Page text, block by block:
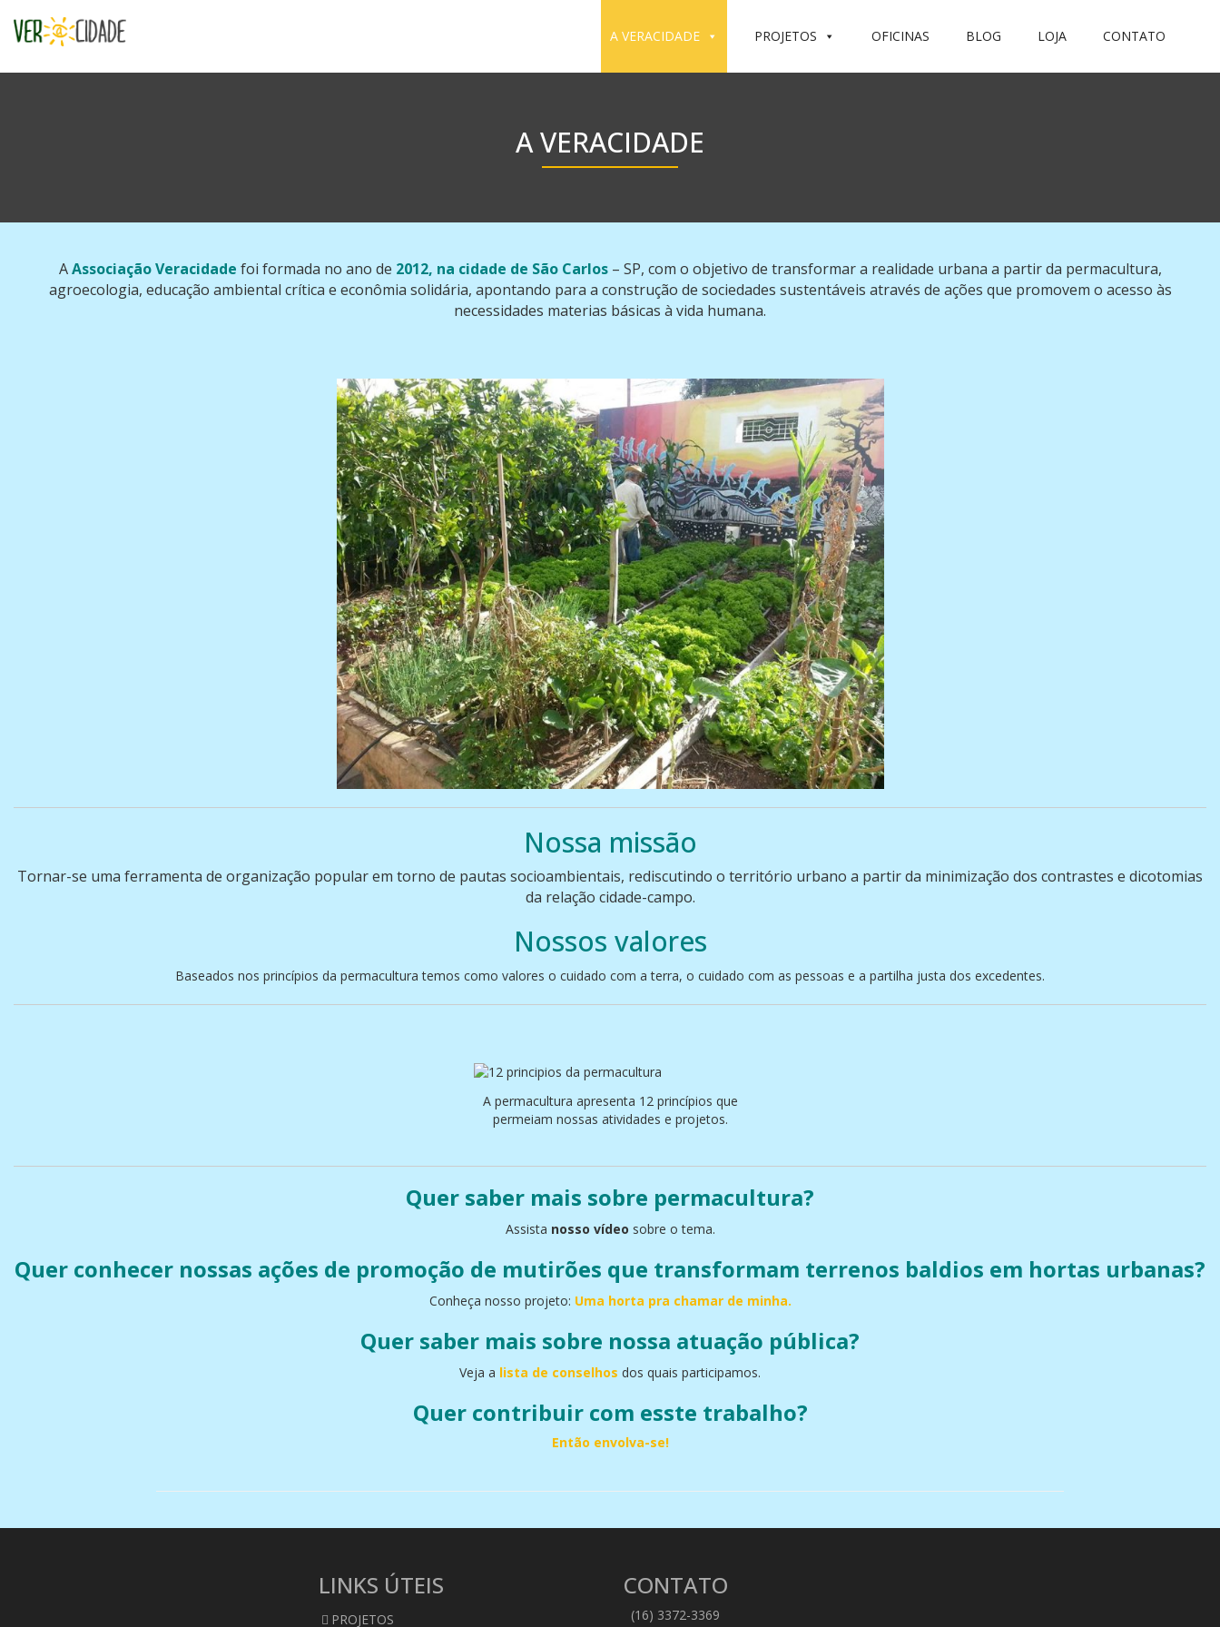
A VERACIDADE PROJETOS OFICINAS BLOG LOJA CONTATO
A VERACIDADE
AAssociação Veracidade foi formada no ano de 2012, na cidade de São Carlos– SP, com o objetivo de transformar a realidade urbana a partir da permacultura,
agroecologia, educação ambiental crítica e econômia solidária, apontando para a construção de sociedades sustentáveis através de ações que promovem o acesso às
necessidades materias básicas à vida humana.
Nossa missão
Tornar-se uma ferramenta de organização popular em torno de pautas socioambientais, rediscutindo o território urbano a partir da minimização dos contrastes e dicotomias
da relação cidade-campo.
Nossos valores
Baseados nos princípios da permacultura temos como valores o cuidado com a terra, o cuidado com as pessoas e a partilha justa dos excedentes.
A permacultura apresenta 12 princípios que
permeiam nossas atividades e projetos.
Quer saber mais sobre permacultura?
Assista nosso vídeo sobre o tema.
Quer conhecer nossas ações de promoção de mutirões que transformam terrenos baldios em hortas urbanas?
Conheça nosso projeto: Uma horta pra chamar de minha.
Quer saber mais sobre nossa atuação pública?
Veja a lista de conselhos dos quais participamos.
Quer contribuir com esste trabalho?
Então envolva-se!
LINKS ÚTEIS
PROJETOS
CONTATO
(16) 3372-3369